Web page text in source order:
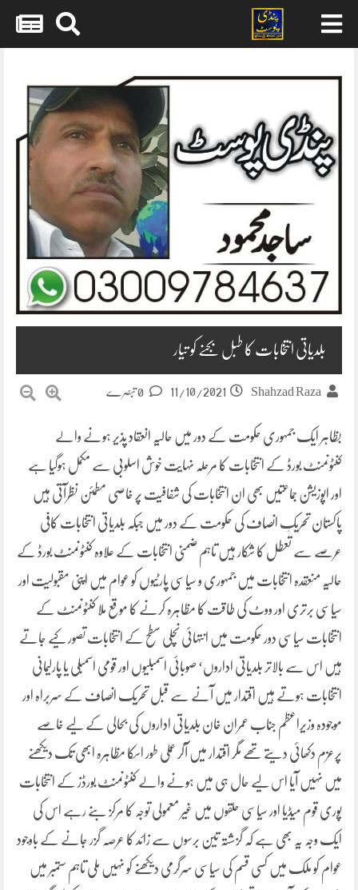
content
بلدیاتی انتخابات کا طبل بجنے کو تیار
Shahzad Raza
11/10/2021
بظاہر ایک جمہوری حکومت کے دور میں حالیہ انعقاد پذیر ہونے والے
کنٹونمنٹ بورڈ کے انتخابات کا مرحلہ نہایت خوش اسلوبی سے مکمل ہوگیا ہے
اور اپوزیشن جماعتیں بھی ان انتخابات کی شفافیت پر خاصی مطمئن نظرآتی ہیں
پاکستان تحریکِ انصاف کی حکومت کے دور میں جبکہ بلدیاتی انتخابات کافی
عرصے سے تعطل کا شکار ہیں تاہم ضمنی انتخابات کے علاوہ کنٹونمنٹ بورڈ کے
حالیہ منعقدہ انتخابات میں جمہوری و سیاسی پارٹیوں کو عوام میں اپنی مقبولیت اور
سیاسی برتری اور ووٹ کی طاقت کا مظاہرہ کرنے کا موقع ملا کنٹونمنٹ کے
انتخابات سیاسی دور حکومت میں انتہائی نچلی سطح کے انتخابات تصور کیے جاتے
ہیں اس سے بالاتر بلدیاتی اداروں‘ صوبائی اسمبلیوں اور قومی اسمبلی یا پارلیمانی
انتخابات ہوتے ہیں اقتدار میں آنے سے قبل تحریک انصاف کے سربراہ اور
موجودہ وزیراعظم جناب عمران خان بلدیاتی اداروں کی بحالی کے لیے خاصے
پرعزم دکھائی دیتے تھے مگر اقتدار میں آکر عملی طور اسکا مظاہرہ ابھی تک دیکھنے
میں نہیں آیا اس لیے حال ہی میں ہونے والے کنٹونمنٹ بورڈز کے انتخابات
پوری قوم میڈیا اور سیاسی حلقوں میں غیر معمولی توجہ کا مرکز بنے رہے اس کی
ایک وجہ یہ بھی ہے کہ گزشتہ تین برسوں سے زائد کا عرصہ گزر جانے کے باوجود
عوام کو ملک میں کسی قسم کی سیاسی سرگرمی دیکھنے کو نہیں ملی تاہم ستمبر میں